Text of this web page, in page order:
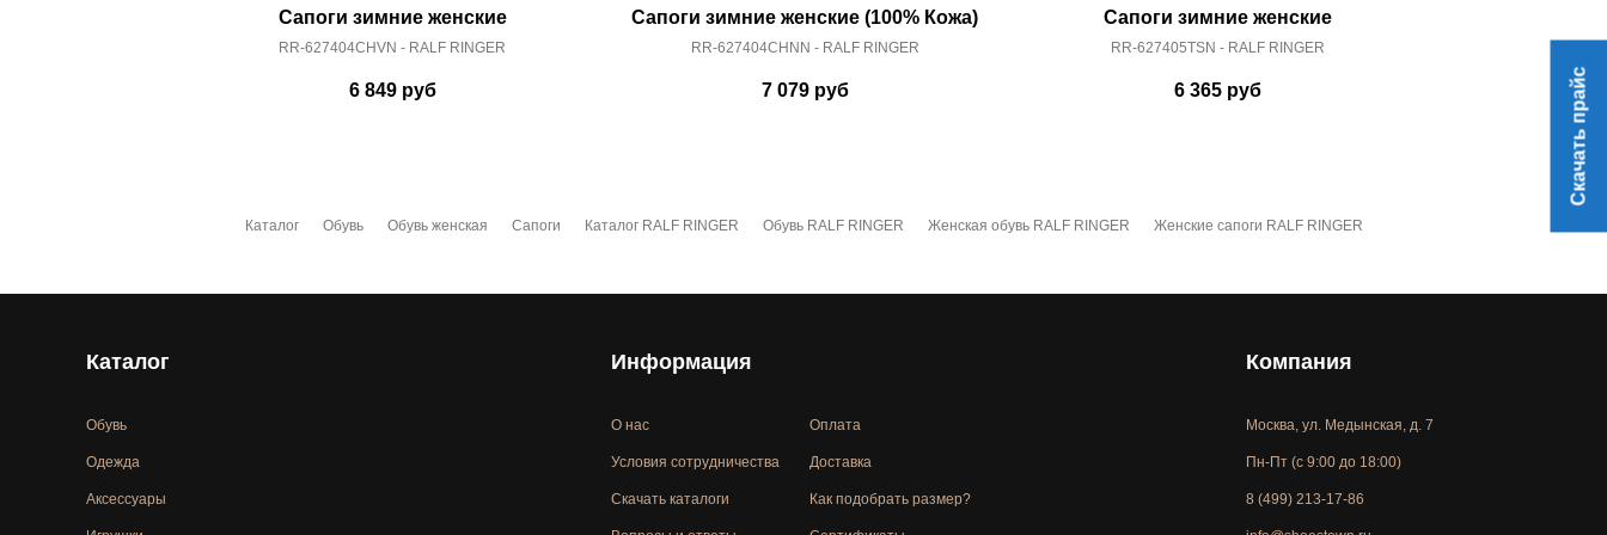
Сапоги зимние женские
RR-627404CHVN - RALF RINGER
6 849руб
Сапоги зимние женские (100% Кожа)
RR-627404CHNN - RALF RINGER
7 079руб
Сапоги зимние женские
RR-627405TSN - RALF RINGER
6 365руб
Каталог Обувь Обувь женская Сапоги Каталог RALF RINGER Обувь RALF RINGER Женская обувь RALF RINGER Женские сапоги RALF RINGER
Каталог
Обувь
Одежда
Аксессуары
Информация
О нас
Условия сотрудничества
Скачать каталоги
Оплата
Доставка
Как подобрать размер?
Компания
Москва, ул. Медынская, д. 7
Пн-Пт (с 9:00 до 18:00)
8 (499) 213-17-86
Скачать прайс